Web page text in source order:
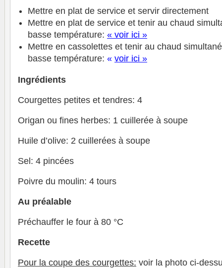
Mettre en plat de service et servir directement
Mettre en plat de service et tenir au chaud
basse température: « voir ici »
Mettre en cassolettes et tenir au chaud
basse température: « voir ici »
Ingrédients
Courgettes petites et tendres: 4
Origan ou fines herbes: 1 cuillerée à soupe
Huile d’olive: 2 cuillerées à soupe
Sel: 4 pincées
Poivre du moulin: 4 tours
Au préalable
Préchauffer le four à 80 °C
Recette
Pour la coupe des courgettes: voir la photo ci-